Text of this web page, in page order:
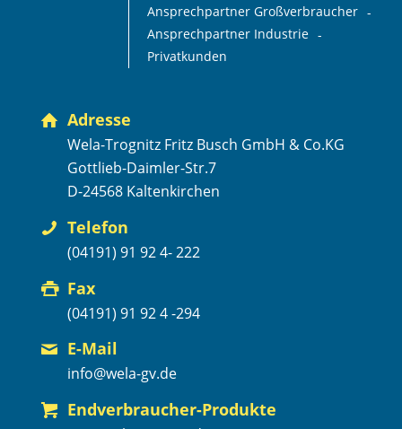
Ansprechpartner Großverbraucher
Ansprechpartner Industrie
Privatkunden
Adresse
Wela-Trognitz Fritz Busch GmbH & Co.KG
Gottlieb-Daimler-Str.7
D-24568 Kaltenkirchen
Telefon
(04191) 91 92 4- 222
Fax
(04191) 91 92 4 -294
E-Mail
info@wela-gv.de
Endverbraucher-Produkte